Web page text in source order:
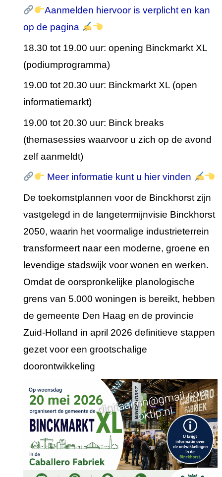
Aanmelden hiervoor is verplicht en kan
op de pagina
18.30 tot 19.00 uur: opening Binckmarkt XL
(podiumprogramma)
19.00 tot 20.30 uur: Binckmarkt XL (open
informatiemarkt)
19.00 tot 20.30 uur: Binck breaks
(themasessies waarvoor u zich op de avond
zelf aanmeldt)
Meer informatie kunt u hier vinden
De toekomstplannen voor de Binckhorst zijn
vastgelegd in de langetermijnvisie Binckhorst
2050, waarin het voormalige industrieterrein
transformeert naar een moderne, groene en
levendige stadswijk voor wonen en werken.
Omdat de oorspronkelijke planologische
grens van 5.000 woningen is bereikt, hebben
de gemeente Den Haag en de provincie
Zuid-Holland in april 2026 definitieve stappen
gezet voor een grootschalige
doorontwikkeling